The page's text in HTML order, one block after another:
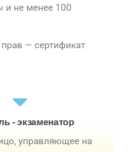
и не менее 100
— сертификат
- экзаменатор
управляющее на